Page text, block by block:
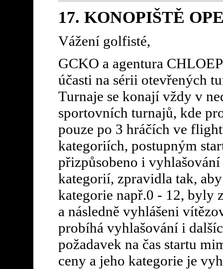
17. KONOPIŠTĚ
Vážení golfisté,
GCKO a agentura
účasti na sérii otevřených
Turnaje se konají vždy v
sportovních turnajů, kde
pouze po 3 hráčích ve
kategoriích, postupným
přizpůsobeno i
kategorií, zpravidla tak,
kategorie např.0 - 12, byly
a následně vyhlášeni
probíhá vyhlašování i
požadavek na čas startu
ceny a jeho kategorie je